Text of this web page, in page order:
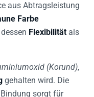
aus Abtragsleistung
Farbe
Flexibilität als
(Korund),
gehalten wird. Die
sorgt für